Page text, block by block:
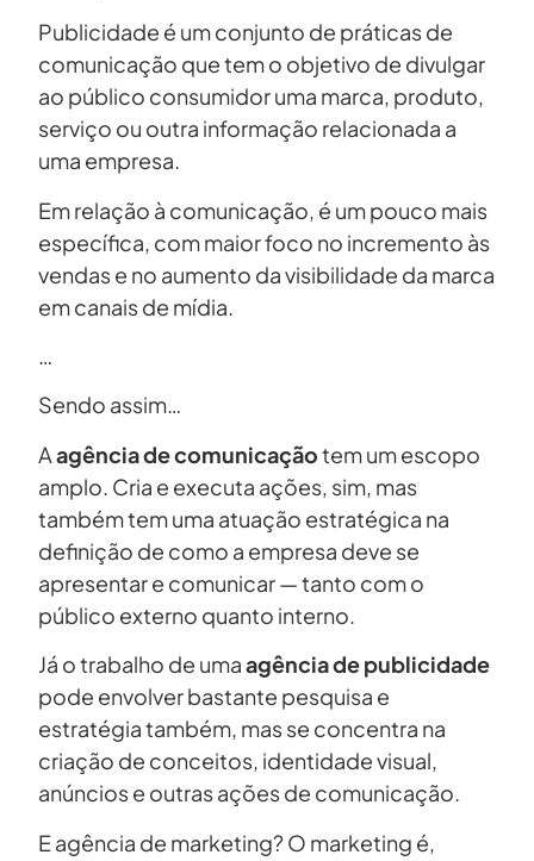
Publicidade é um conjunto de práticas de
comunicação que tem o objetivo de divulgar
ao público consumidor uma marca, produto,
serviço ou outra informação relacionada a
uma empresa.
Em relação à comunicação, é um pouco mais
específica, com maior foco no incremento às
vendas e no aumento da visibilidade da marca
em canais de mídia.
…
Sendo assim…
Aagência de comunicaçãotem um escopo
amplo. Cria e executa ações, sim, mas
também tem uma atuação estratégica na
definição de como a empresa deve se
apresentar e comunicar — tanto com o
público externo quanto interno.
Já o trabalho de umaagência de publicidade
pode envolver bastante pesquisa e
estratégia também, mas se concentra na
criação de conceitos, identidade visual,
anúncios e outras ações de comunicação.
E agência de marketing? O marketing é,